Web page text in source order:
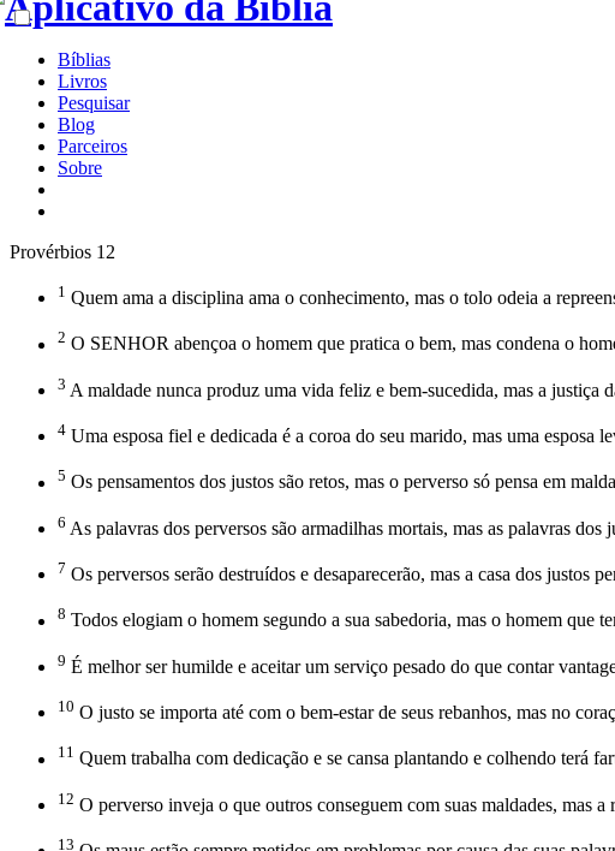
Bíblias
Livros
Pesquisar
Blog
Parceiros
Sobre
Provérbios 12
1 Quem ama a disciplina ama o conhecimento, mas o tolo odeia a
2 O SENHOR abençoa o homem que pratica o bem, mas condena o
3 A maldade nunca produz uma vida feliz e bem-sucedida, mas a justiça
4 Uma esposa fiel e dedicada é a coroa do seu marido, mas uma esposa
5 Os pensamentos dos justos são retos, mas o perverso só pensa em
6 As palavras dos perversos são armadilhas mortais, mas as palavras dos
7 Os perversos serão destruídos e desaparecerão, mas a casa dos justos
8 Todos elogiam o homem segundo a sua sabedoria, mas o homem que
9 É melhor ser humilde e aceitar um serviço pesado do que contar
10 O justo se importa até com o bem-estar de seus rebanhos, mas no
11 Quem trabalha com dedicação e se cansa plantando e colhendo terá
12 O perverso inveja o que outros conseguem com suas maldades, mas a
13